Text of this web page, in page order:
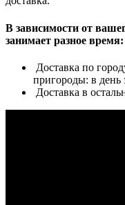
В зависимости от
занимает разное время:
Доставка по
пригороды: в день
Доставка в